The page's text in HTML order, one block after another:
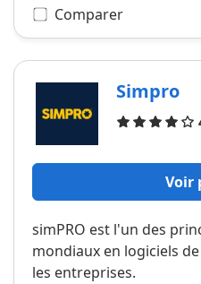
Comparer
Simpro
Avis
Voir
simPRO est l'un des
mondiaux en logiciels
les entreprises.